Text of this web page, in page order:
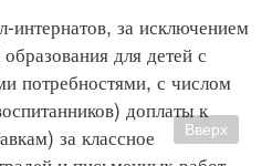
за исключением
для детей с
потребностями, с числом
доплаты к
за классное
Вверх